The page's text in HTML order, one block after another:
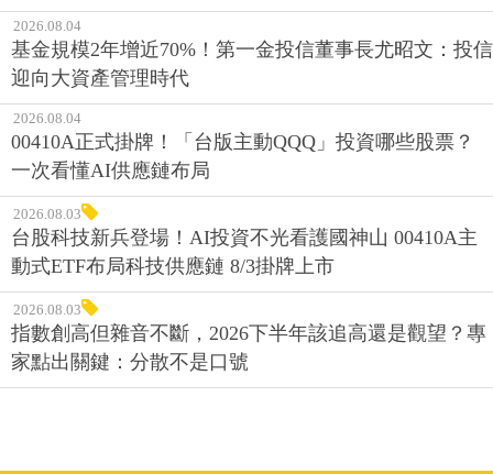
2026.08.04
基金規模2年增近70%！第一金投信董事長尤昭文：投信
迎向大資產管理時代
2026.08.04
00410A正式掛牌！「台版主動QQQ」投資哪些股票？
一次看懂AI供應鏈布局
2026.08.03
台股科技新兵登場！AI投資不光看護國神山 00410A主
動式ETF布局科技供應鏈 8/3掛牌上市
2026.08.03
指數創高但雜音不斷，2026下半年該追高還是觀望？專
家點出關鍵：分散不是口號